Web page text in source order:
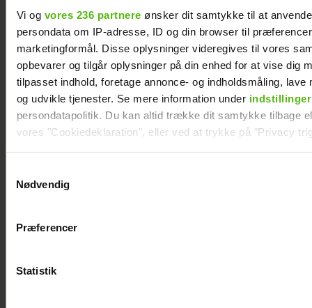
Vi og vores 236 partnere ønsker dit samtykke til at
persondata om IP-adresse, ID og din browser til
marketingformål. Disse oplysninger videregives til vores
opbevarer og tilgår oplysninger på din enhed for at vise dig
tilpasset indhold, foretage annonce- og indholdsmåling, lave
og udvikle tjenester. Se mere information under indstillinger
persondatapolitik. Du kan altid trække dit samtykke tilbage
vores "Cookiedeklaration", eller ved at trykke på "Privacy
Vi anvender egne cookies og cookies fra tredjeparter til at
generere statistik og huske dine præferencer samt til brug
Nødvendig
Præferencer
Statistik
Maria Montell afslører nye detaljer: Jagtet af
Frederik